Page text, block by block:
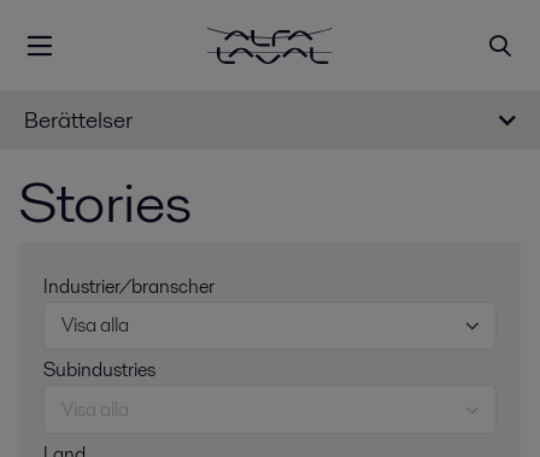
Berättelser
Stories
Industrier/branscher
Visa alla
Subindustries
Visa alla